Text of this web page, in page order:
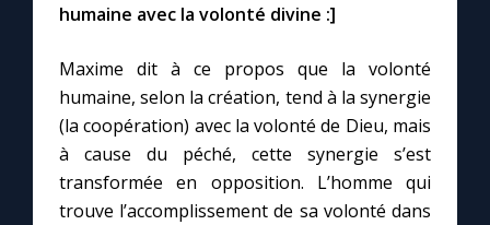
humaine avec la volonté divine :]
Maxime dit à ce propos que la volonté
humaine, selon la création, tend à la synergie
(la coopération) avec la volonté de Dieu, mais
à cause du péché, cette synergie s’est
transformée en opposition. L’homme qui
trouve l’accomplissement de sa volonté dans